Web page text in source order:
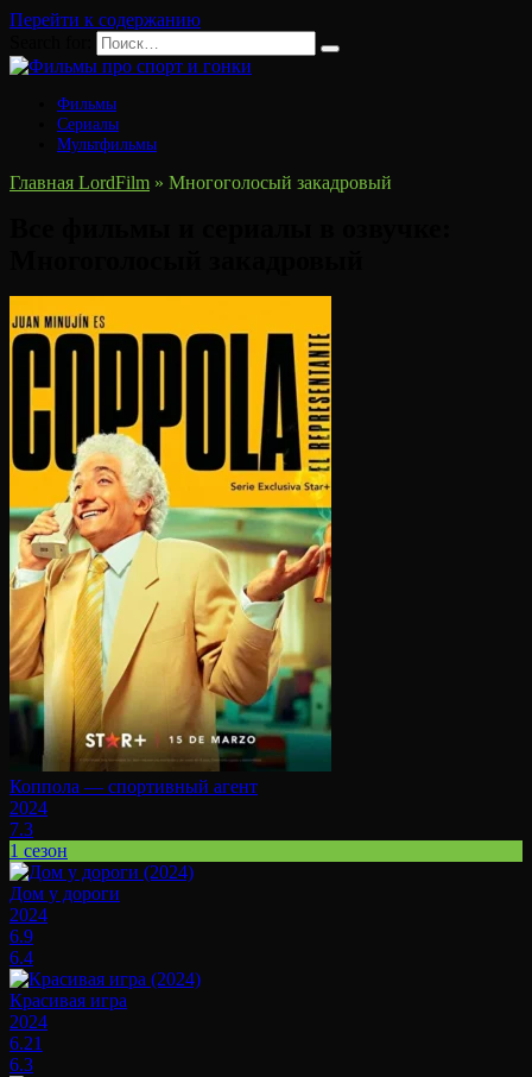
Перейти к содержанию
Фильмы
Сериалы
Мультфильмы
Главная LordFilm » Многоголосый закадровый
Коппола — спортивный агент
2024
7.3
1 сезон
Дом у дороги
2024
6.9
6.4
Красивая игра
2024
6.21
6.3